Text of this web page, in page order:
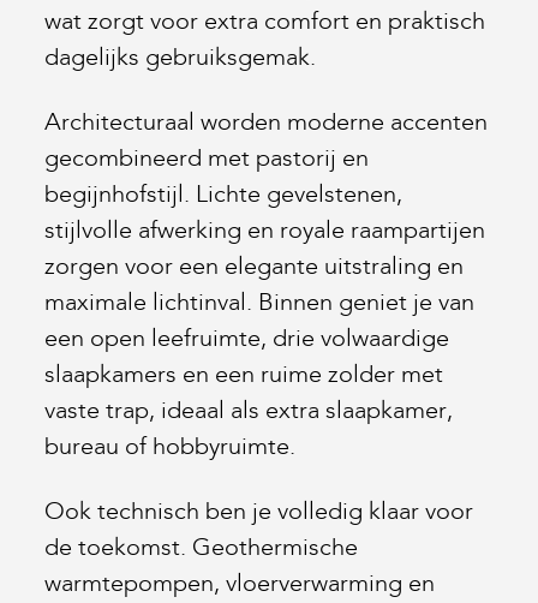
wat zorgt voor extra comfort en praktisch
dagelijks gebruiksgemak.
Architecturaal worden moderne accenten
gecombineerd met pastorij en
begijnhofstijl. Lichte gevelstenen,
stijlvolle afwerking en royale raampartijen
zorgen voor een elegante uitstraling en
maximale lichtinval. Binnen geniet je van
een open leefruimte, drie volwaardige
slaapkamers en een ruime zolder met
vaste trap, ideaal als extra slaapkamer,
bureau of hobbyruimte.
Ook technisch ben je volledig klaar voor
de toekomst. Geothermische
warmtepompen, vloerverwarming en